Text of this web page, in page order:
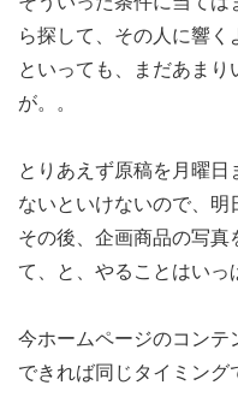
ら探して、その人に響く
といっても、まだあま
が。。
とりあえず原稿を月曜
ないといけないので、明
その後、企画商品の写
て、と、やることはいっ
今ホームページのコンテ
できれば同じタイミング